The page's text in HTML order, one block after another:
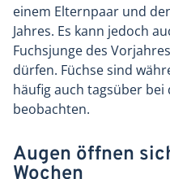
einem Elternpaar und
Jahres. Es kann jedoch
Fuchsjunge des
dürfen. Füchse sind
häufig auch tagsüber bei
beobachten.
Augen öffnen
Wochen